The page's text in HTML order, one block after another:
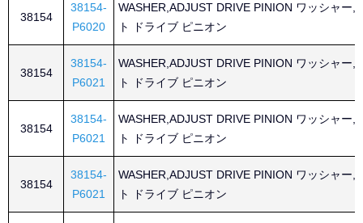
38154
38154-
P6020
WASHER,ADJUST DRIVE PINION ワッシャー,
ト ドライブ ピニオン
38154
38154-
P6021
WASHER,ADJUST DRIVE PINION ワッシャー,
ト ドライブ ピニオン
38154
38154-
P6021
WASHER,ADJUST DRIVE PINION ワッシャー,
ト ドライブ ピニオン
38154
38154-
P6021
WASHER,ADJUST DRIVE PINION ワッシャー,
ト ドライブ ピニオン